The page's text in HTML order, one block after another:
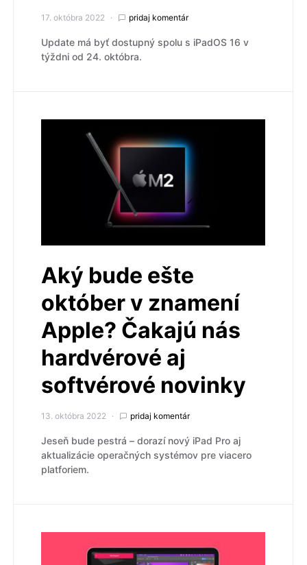
17. októbra 2022 pridaj komentár
Update má byť dostupný spolu s iPadOS 16 v
týždni od 24. októbra.
Aký bude ešte
október v znamení
Apple? Čakajú nás
hardvérové aj
softvérové novinky
13. októbra 2022 pridaj komentár
Jeseň bude pestrá – dorazí nový iPad Pro aj
aktualizácie operačných systémov pre viacero
platforiem.